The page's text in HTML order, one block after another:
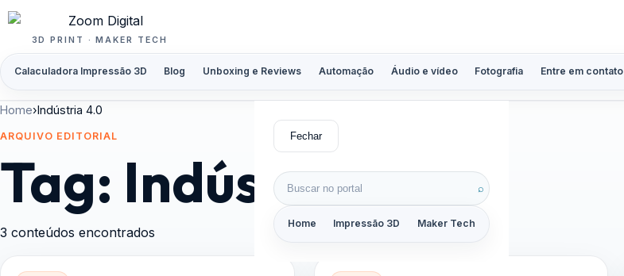
Pular para o conteúdo
3D PRINT · MAKER TECH
Calaculadora Impressão 3D Blog Unboxing e Reviews Automação Áudio e vídeo Fotografia Entre em contato
Fechar
Buscar por: ⌕
Home Impressão 3D Maker Tech
Home›Indústria 4.0
ARQUIVO EDITORIAL
Tag: Indústria 4.0
3 conteúdos encontrados